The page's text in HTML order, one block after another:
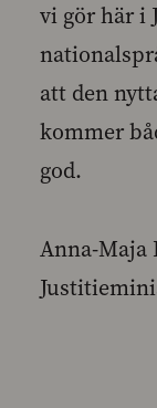
vi gör här i
att den
kommer
god.
Anna-Maja